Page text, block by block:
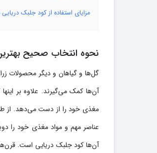
مزایای استفاده از کود جلبک
نحوه انتخاب صحیح
گل‌ها و گیاهان و دیگر محصولات
آن‌ها کمک می‌گیرند. علاوه بر
مغذی خود را از دست می‌دهد. از
عناصر مهم و مواد مغذی خود را
آن‌ها کود جلبک دریایی است.